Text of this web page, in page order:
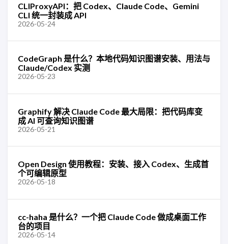
CLIProxyAPI：把 Codex、Claude Code、Gemini
CLI 统一封装成 API
2026-05-24
CodeGraph 是什么？本地代码知识图谱安装、用法与
Claude/Codex 实测
2026-05-23
Graphify 解决 Claude Code 最大局限：把代码库变
成 AI 可查询知识图谱
2026-05-21
Open Design 使用教程：安装、接入 Codex、生成首
个可编辑原型
2026-05-18
cc-haha 是什么？一个把 Claude Code 做成桌面工作
台的项目
2026-05-14